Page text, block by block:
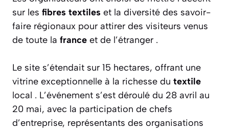
sur les fibres textiles et la diversité des savoir-
faire régionaux pour attirer des visiteurs venus
de toute la france et de l’étranger .
Le site s’étendait sur 15 hectares, offrant une
vitrine exceptionnelle à la richesse du textile
local . L’événement s’est déroulé du 28 avril au
20 mai, avec la participation de chefs
d’entreprise, représentants des organisations